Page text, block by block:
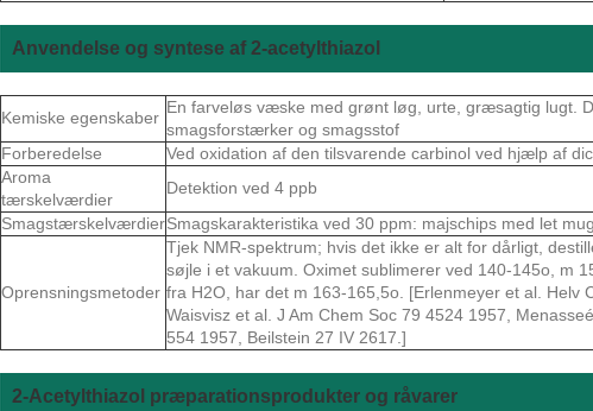
Anvendelse og syntese af 2-acetylthiazol
Kemiske egenskaber
En farveløs væske med grønt løg, urte, græsagtig lugt.
smagsforstærker og smagsstof
Forberedelse
Ved oxidation af den tilsvarende carbinol ved hjælp af
Aroma
tærskelværdier
Detektion ved 4 ppb
SmagstærskelværdierSmagskarakteristika ved 30 ppm: majschips med let
Oprensningsmetoder
Tjek NMR-spektrum; hvis det ikke er alt for dårligt,
søjle i et vakuum. Oximet sublimerer ved 140-145o, m
fra H2O, har det m 163-165,5o. [Erlenmeyer et al. Helv
Waisvisz et al. J Am Chem Soc 79 4524 1957,
554 1957, Beilstein 27 IV 2617.]
2-Acetylthiazol præparationsprodukter og råvarer